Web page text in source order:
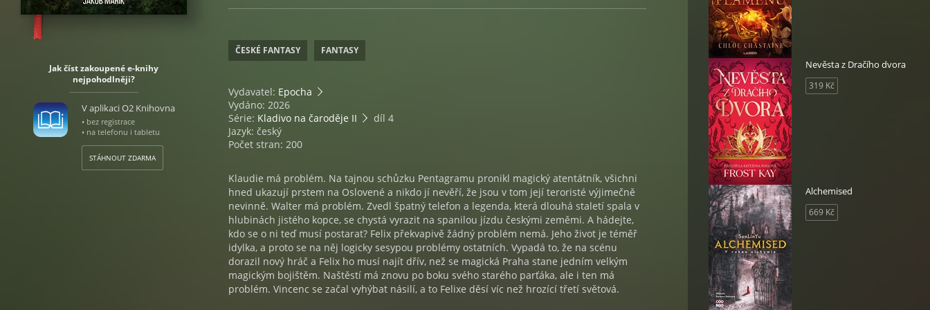
Jak číst zakoupené e-knihy
nejpohodlněji?
V aplikaci O2 Knihovna
• bez registrace
• na telefonu i tabletu
STÁHNOUT ZDARMA
ČESKÉ FANTASY FANTASY
Vydavatel: Epocha
Vydáno: 2026
Série: Kladivo na čaroděje II
díl 4
Jazyk: český
Počet stran: 200
Klaudie má problém. Na tajnou schůzku Pentagramu pronikl magický atentátník, všichni
hned ukazují prstem na Oslovené a nikdo jí nevěří, že jsou v tom její teroristé výjimečně
nevinně. Walter má problém. Zvedl špatný telefon a legenda, která dlouhá staletí spala v
hlubinách jistého kopce, se chystá vyrazit na spanilou jízdu českými zeměmi. A hádejte,
kdo se o ni teď musí postarat? Felix překvapivě žádný problém nemá. Jeho život je téměř
idylka, a proto se na něj logicky sesypou problémy ostatních. Vypadá to, že na scénu
dorazil nový hráč a Felix ho musí najít dřív, než se magická Praha stane jedním velkým
magickým bojištěm. Naštěstí má znovu po boku svého starého parťáka, ale i ten má
problém. Vincenc se začal vyhýbat násilí, a to Felixe děsí víc než hrozící třetí světová.
Nevěsta z Dračího dvora
319 Kč
Alchemised
669 Kč